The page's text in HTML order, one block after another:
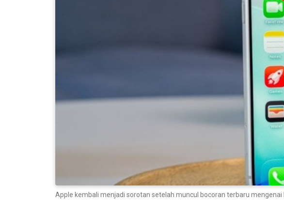
Apple kembali menjadi sorotan setelah muncul bocoran terbaru